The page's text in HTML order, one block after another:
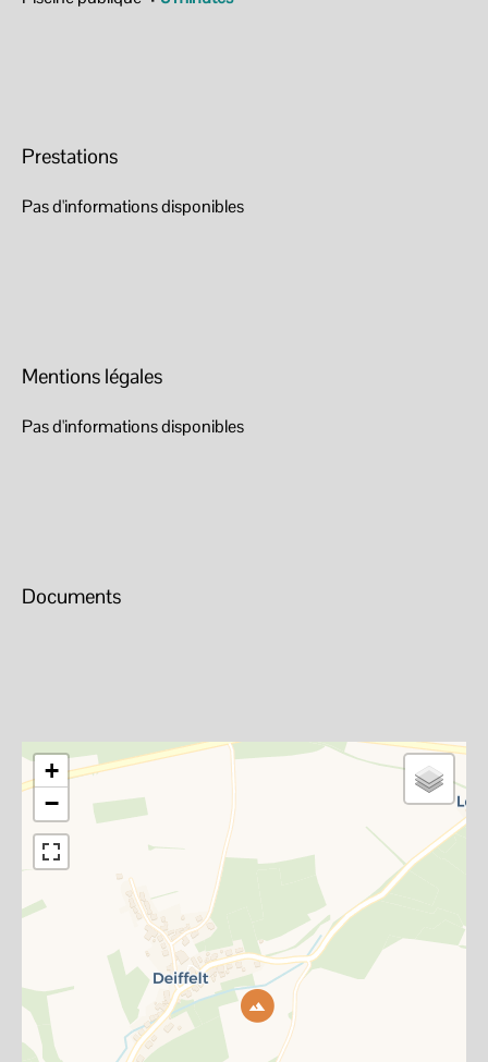
Prestations
Pas d'informations disponibles
Mentions légales
Pas d'informations disponibles
Documents
+
−